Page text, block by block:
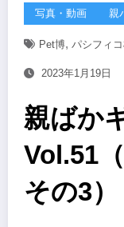
写真・動画 親
Pet博, パシフィ
2023年1月19日
親ばか
Vol.51
その3）